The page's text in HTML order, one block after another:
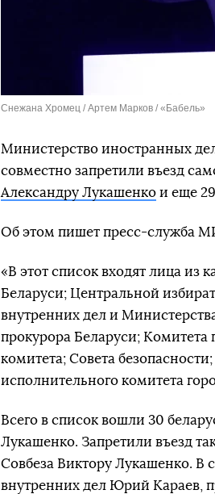
Снежана Хромец / Артем Марков / «Бабель»
Министерство иностранных
совместно запретили въезд
Александру Лукашенко и еще
Об этом пишет пресс-служба
«В этот список входят лица из
Беларуси; Центральной
внутренних дел и
прокурора Беларуси; Комитета
комитета; Совета
исполнительного комитета
Всего в список вошли 30
Лукашенко. Запретили въезд
Совбеза Виктору Лукашенко.
внутренних дел Юрий Караев,